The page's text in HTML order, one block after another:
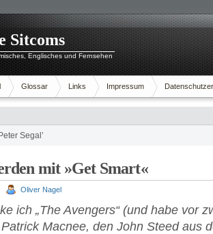
Sitcoms
Englisches und Fernsehen
Glossar Links Impressum
Segal’
mit »Get Smart«
Oliver Nagel
ich „The Avengers“ (und habe vor
Macnee, den John Steed aus